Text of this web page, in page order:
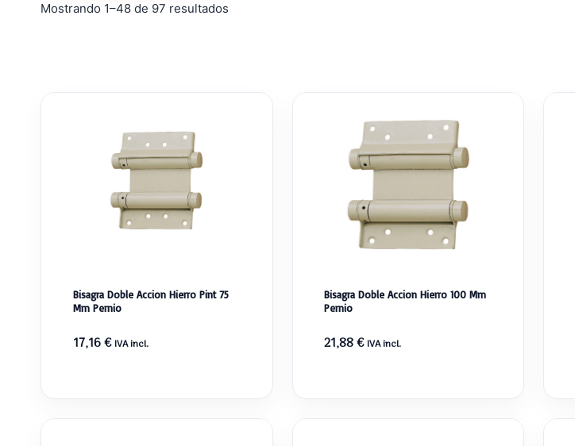
Mostrando 1–48 de 97 resultados
Bisagra Doble Accion Hierro Pint 75
Mm Pernio
17,16€ IVA incl.
Bisagra Doble Accion Hierro 100 Mm
Pernio
21,88€ IVA incl.